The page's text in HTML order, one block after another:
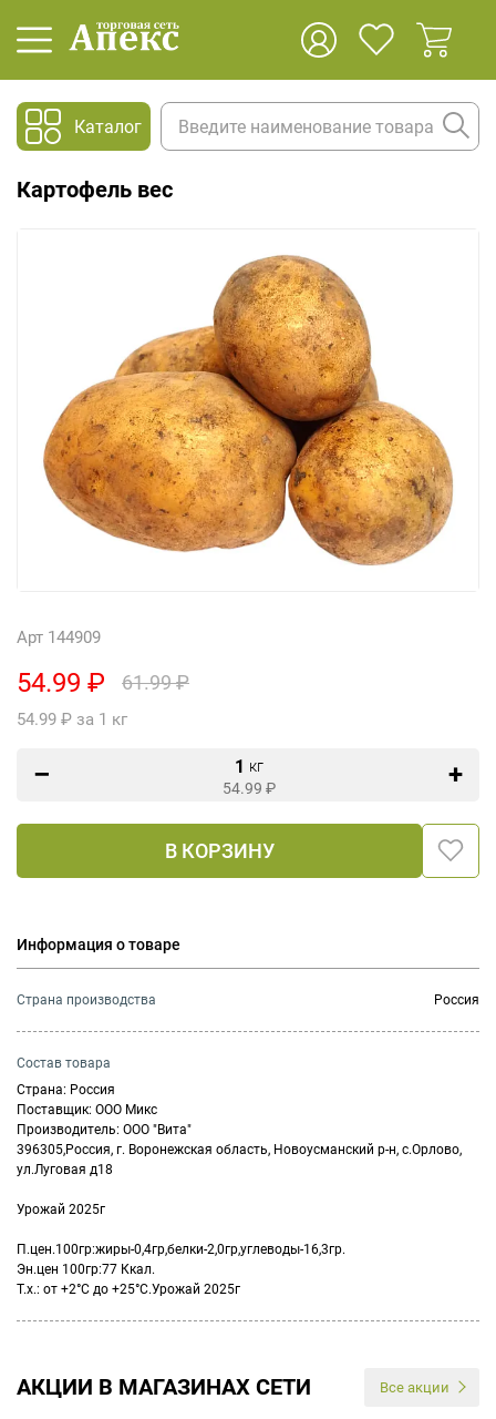
Каталог
Картофель вес
Арт 144909
54.99 ₽ 61.99 ₽
54.99 ₽ за 1 кг
1 кг
54.99 ₽
В КОРЗИНУ
Информация о товаре
Страна производства Россия
Состав товара
Страна: Россия
Поставщик: ООО Микс
Производитель: ООО "Вита"
396305,Россия, г. Воронежская область, Новоусманский р-н, с.Орлово,
ул.Луговая д18
Урожай 2025г
П.цен.100гр:жиры-0,4гр,белки-2,0гр,углеводы-16,3гр.
Эн.цен 100гр:77 Ккал.
Т.х.: от +2°С до +25°С.Урожай 2025г
АКЦИИ В МАГАЗИНАХ СЕТИ Все акции